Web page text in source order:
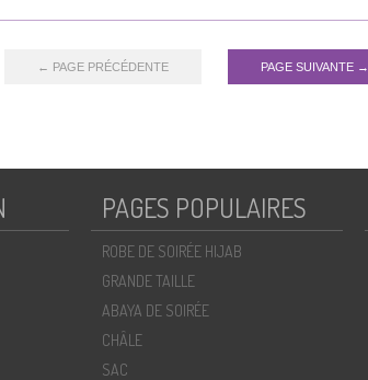
← PAGE PRÉCÉDENTE PAGE SUIVANTE →
PAGES POPULAIRES
ROBE DE SOIRÉE HIJAB
GRANDE TAILLE
ABAYA DE SOIRÉE
CHÂLE
SAC